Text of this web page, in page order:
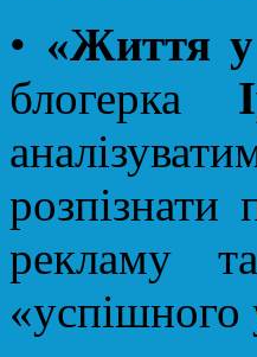
• «Життя у
блогерка
розпізнати
рекламу
«успішного